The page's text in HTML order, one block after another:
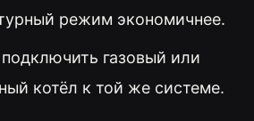
режим экономичнее.
газовый или
котёл к той же системе.